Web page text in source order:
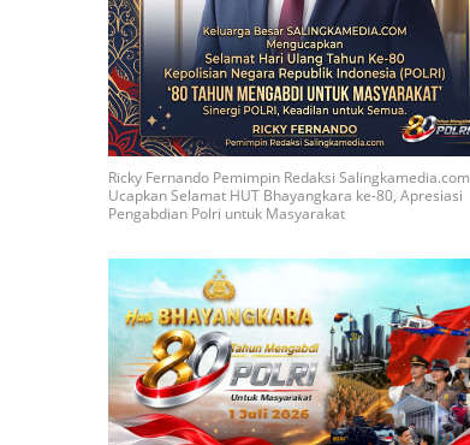
Ricky Fernando Pemimpin Redaksi Salingkamedia.com
Ucapkan Selamat HUT Bhayangkara ke-80, Apresiasi
Pengabdian Polri untuk Masyarakat